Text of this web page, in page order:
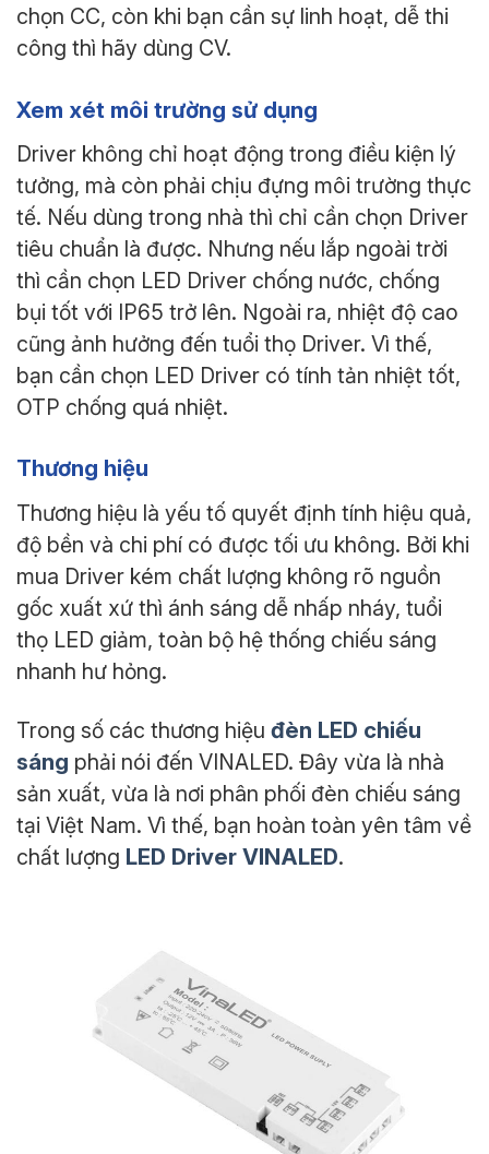
chọn CC, còn khi bạn cần sự linh hoạt, dễ thi
công thì hãy dùng CV.
Xem xét môi trường sử dụng
Driver không chỉ hoạt động trong điều kiện lý
tưởng, mà còn phải chịu đựng môi trường thực
tế. Nếu dùng trong nhà thì chỉ cần chọn Driver
tiêu chuẩn là được. Nhưng nếu lắp ngoài trời
thì cần chọn LED Driver chống nước, chống
bụi tốt với IP65 trở lên. Ngoài ra, nhiệt độ cao
cũng ảnh hưởng đến tuổi thọ Driver. Vì thế,
bạn cần chọn LED Driver có tính tản nhiệt tốt,
OTP chống quá nhiệt.
Thương hiệu
Thương hiệu là yếu tố quyết định tính hiệu quả,
độ bền và chi phí có được tối ưu không. Bởi khi
mua Driver kém chất lượng không rõ nguồn
gốc xuất xứ thì ánh sáng dễ nhấp nháy, tuổi
thọ LED giảm, toàn bộ hệ thống chiếu sáng
nhanh hư hỏng.
Trong số các thương hiệu đèn LED chiếu
sáng phải nói đến VINALED. Đây vừa là nhà
sản xuất, vừa là nơi phân phối đèn chiếu sáng
tại Việt Nam. Vì thế, bạn hoàn toàn yên tâm về
chất lượng LED Driver VINALED.